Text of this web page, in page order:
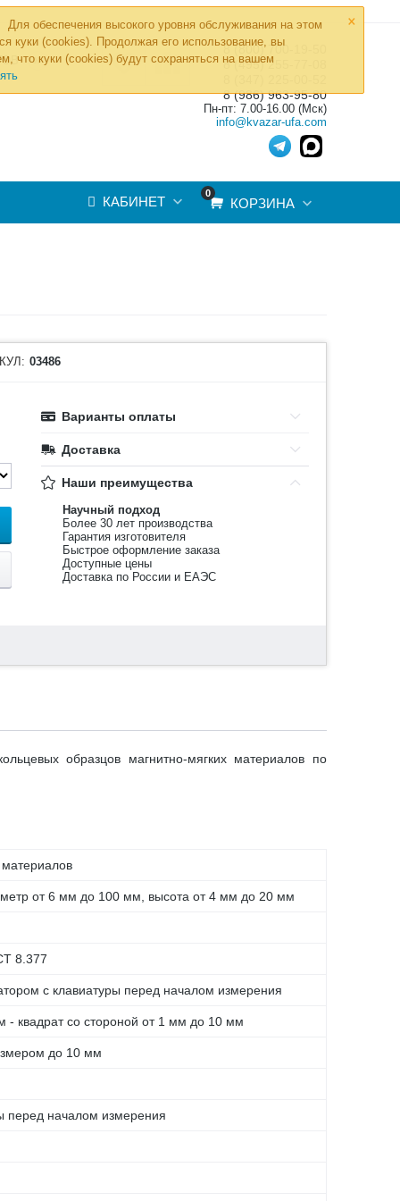
×
Для обеспечения высокого уровня обслуживания на этом
куки (cookies). Продолжая его использование, вы
что куки (cookies) будут сохраняться на вашем
»
8 (800) 700-19-50
8 (495) 255-77-08
8 (986) 963-95-80
Пн-пт: 7.00-16.00 (Мск)
info@kvazar-ufa.com
0
КОРЗИНА
КАБИНЕТ
03486
Варианты оплаты
Доставка
Наши преимущества
Научный подход
Более 30 лет производства
Гарантия изготовителя
Быстрое оформление заказа
Доступные цены
Доставка по России и ЕАЭС
образцов магнитно-мягких материалов по
от 6 мм до 100 мм, высота от 4 мм до 20 мм
8.377
с клавиатуры перед началом измерения
- квадрат со стороной от 1 мм до 10 мм
до 10 мм
перед началом измерения